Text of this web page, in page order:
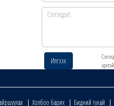
Илгээх
Холбоо барих Бидний тухай